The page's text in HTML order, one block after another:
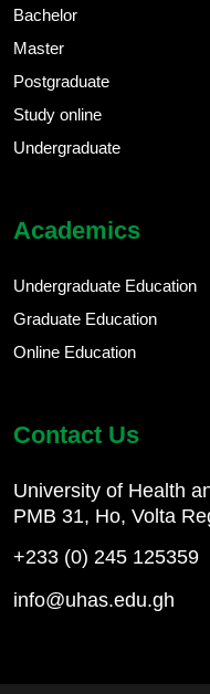
Bachelor
Master
Postgraduate
Study online
Undergraduate
Academics
Undergraduate Education
Graduate Education
Online Education
Contact Us
University of Health
PMB 31, Ho, Volta
+233 (0) 245 125359
info@uhas.edu.gh